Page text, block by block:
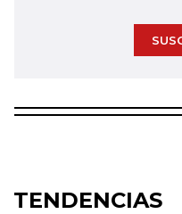
TENDENCIAS